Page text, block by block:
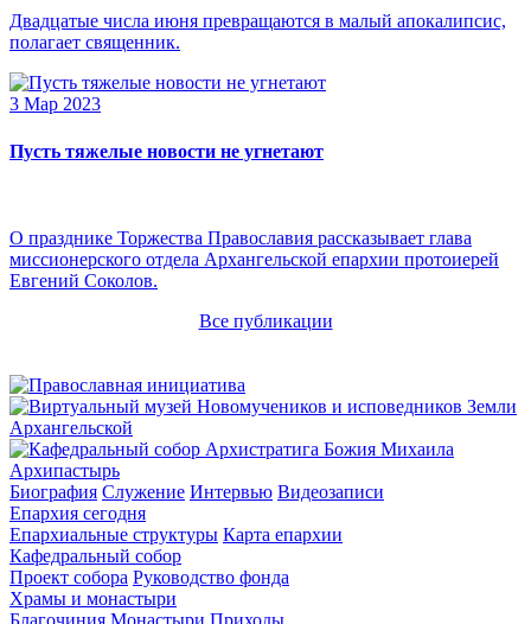
Двадцатые числа июня превращаются в малый апокалипсис,
полагает священник.
3 Мар 2023
Пусть тяжелые новости не угнетают
О празднике Торжества Православия рассказывает глава
миссионерского отдела Архангельской епархии протоиерей
Евгений Соколов.
Все публикации
Архипастырь
Биография Служение Интервью Видеозаписи
Епархия сегодня
Епархиальные структуры Карта епархии
Кафедральный собор
Проект собора Руководство фонда
Храмы и монастыри
Благочиния Монастыри Приходы